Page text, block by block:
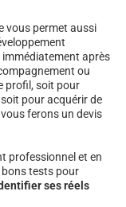
vous permet aussi
immédiatement après
ou
profil, soit pour
pour acquérir de
ferons un devis
professionnel et en
tests pour
ses réels